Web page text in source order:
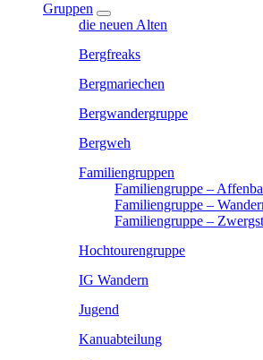
Gruppen
die neuen Alten
Bergfreaks
Bergmariechen
Bergwandergruppe
Bergweh
Familiengruppen
Familiengruppe –
Familiengruppe –
Familiengruppe –
Hochtourengruppe
IG Wandern
Jugend
Kanuabteilung